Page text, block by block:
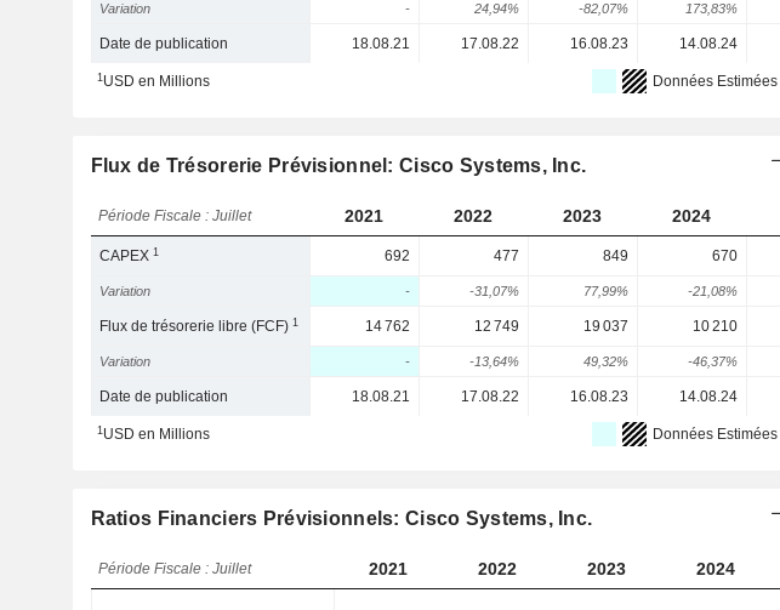
Variation - 24,94% -82,07% 173,83%
Date de publication 18.08.21 17.08.22 16.08.23 14.08.24
1USD en Millions Données Estimées
Flux de Trésorerie Prévisionnel: Cisco Systems, Inc.
Période Fiscale : Juillet 2021 2022 2023 2024
CAPEX1 692 477 849 670
Variation - -31,07% 77,99% -21,08%
Flux de trésorerie libre (FCF)1 14 762 12 749 19 037 10 210
Variation - -13,64% 49,32% -46,37%
Date de publication 18.08.21 17.08.22 16.08.23 14.08.24
1USD en Millions Données Estimées
Ratios Financiers Prévisionnels: Cisco Systems, Inc.
Période Fiscale : Juillet 2021 2022 2023 2024